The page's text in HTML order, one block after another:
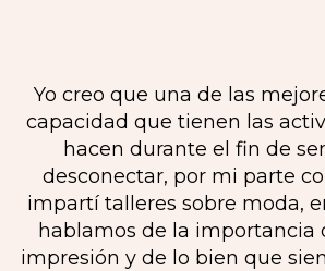
Yo creo que una de las
capacidad que tienen las
hacen durante el fin de
desconectar, por mi parte
impartí talleres sobre moda,
hablamos de la importancia
impresión y de lo bien que